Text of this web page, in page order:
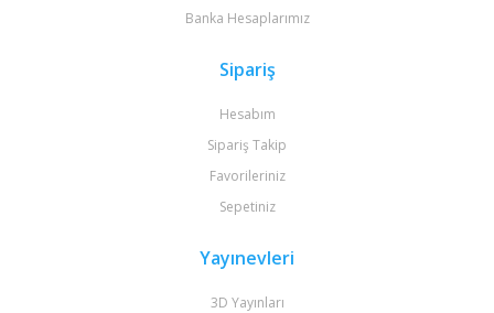
Banka Hesaplarımız
Sipariş
Hesabım
Sipariş Takip
Favorileriniz
Sepetiniz
Yayınevleri
3D Yayınları